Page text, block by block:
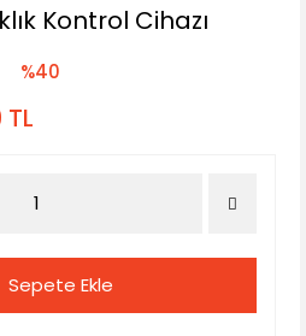
Kontrol Cihazı
%40
Sepete Ekle